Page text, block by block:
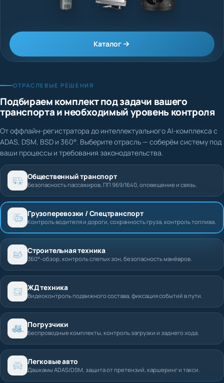
Каталог
ОТРАСЛЕВЫЕ РЕШЕНИЯ
Подбираем комплект под задачи вашего
транспорта и необходимый уровень контроля
От оффлайн-регистратора до интеллектуального AI-комплекса с
ADAS, DSM, BSD и 360°. Выберите отрасль — соберём систему под
ваши процессы и требования законодательства.
Общественный транспорт
Безопасность пассажиров, ПП 969/1640, оповещение и связь.
Грузоперевозки / Спецтранспорт
Контроль водителя и дороги, сохранность груза, контроль топлива.
Строительная техника
360°-обзор, контроль слепых зон, безопасность манёвров.
ЖД техника
Видеоконтроль подвижного состава, фиксация событий в пути.
Погрузчики
Беспроводные комплекты, контроль загрузки и заднего хода.
Легковые авто
Дашкамы ADAS/DSM, защита от претензий, каршеринг и такси.